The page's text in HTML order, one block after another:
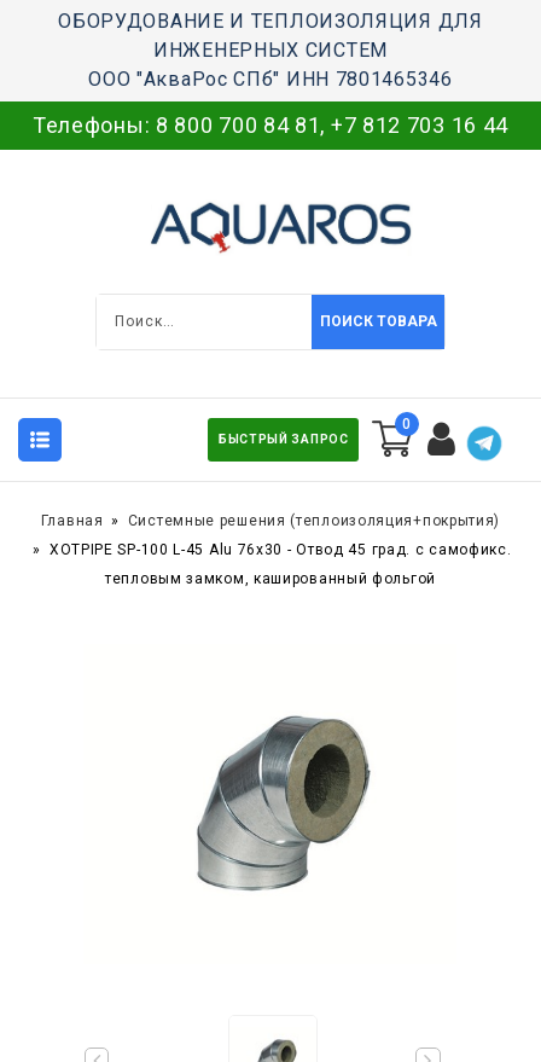
ОБОРУДОВАНИЕ И ТЕПЛОИЗОЛЯЦИЯ ДЛЯ
ИНЖЕНЕРНЫХ СИСТЕМ
ООО "АкваРос СПб" ИНН 7801465346
Телефоны: 8 800 700 84 81, +7 812 703 16 44
ПОИСК ТОВАРА
БЫСТРЫЙ ЗАПРОС
0
Главная
Системные решения (теплоизоляция+покрытия)
XOTPIPE SP-100 L-45 Alu 76x30 - Отвод 45 град. c самофикс.
тепловым замком, кашированный фольгой